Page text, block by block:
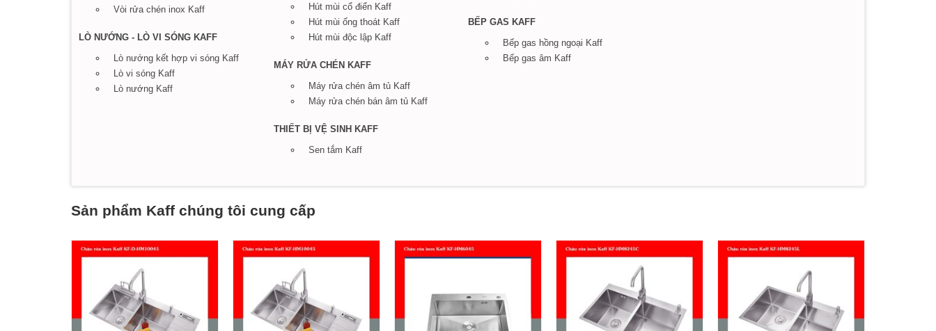
Vòi rửa chén inox Kaff
LÒ NƯỚNG - LÒ VI SÓNG KAFF
Lò nướng kết hợp vi sóng Kaff
Lò vi sóng Kaff
Lò nướng Kaff
Hút mùi cổ điển Kaff
Hút mùi ống thoát Kaff
Hút mùi độc lập Kaff
MÁY RỬA CHÉN KAFF
Máy rửa chén âm tủ Kaff
Máy rửa chén bán âm tủ Kaff
THIẾT BỊ VỆ SINH KAFF
Sen tắm Kaff
BẾP GAS KAFF
Bếp gas hồng ngoại Kaff
Bếp gas âm Kaff
Sản phẩm Kaff chúng tôi cung cấp